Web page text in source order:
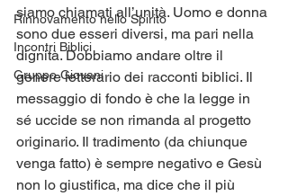
Rinnovamento nello Spirito
Incontri Biblici
Gruppo Giovani
siamo chiamati all’unità. Uomo e donna
sono due esseri diversi, ma pari nella
dignità. Dobbiamo andare oltre il
genere letterario dei racconti biblici. Il
messaggio di fondo è che la legge in
sé uccide se non rimanda al progetto
originario. Il tradimento (da chiunque
venga fatto) è sempre negativo e Gesù
non lo giustifica, ma dice che il più